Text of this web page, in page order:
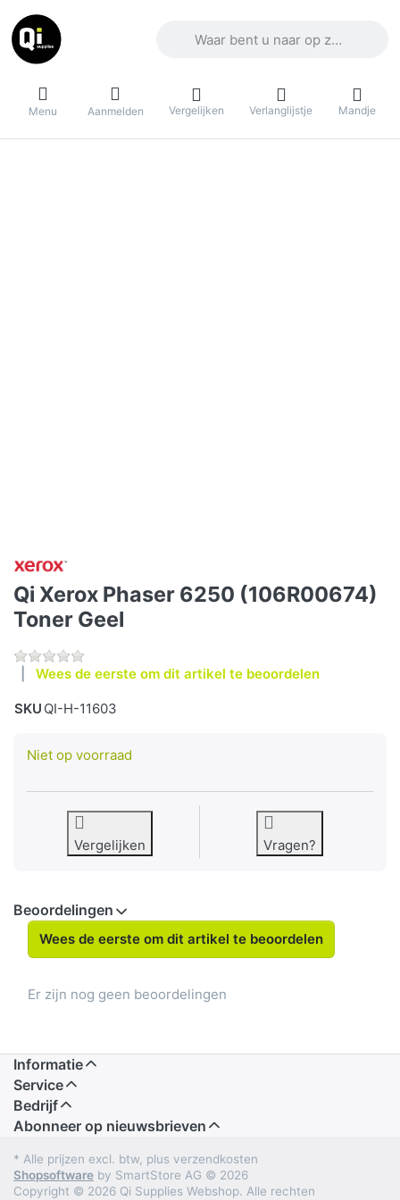
Menu Aanmelden Vergelijken Verlanglijstje Mandje
Qi Xerox Phaser 6250 (106R00674)
Toner Geel
Wees de eerste om dit artikel te beoordelen
SKU QI-H-11603
Niet op voorraad
Vergelijken Vragen?
Beoordelingen
Wees de eerste om dit artikel te beoordelen
Er zijn nog geen beoordelingen
Informatie
Service
Bedrijf
Abonneer op nieuwsbrieven
* Alle prijzen excl. btw, plus verzendkosten
Shopsoftware by SmartStore AG © 2026
Copyright © 2026 Qi Supplies Webshop. Alle rechten